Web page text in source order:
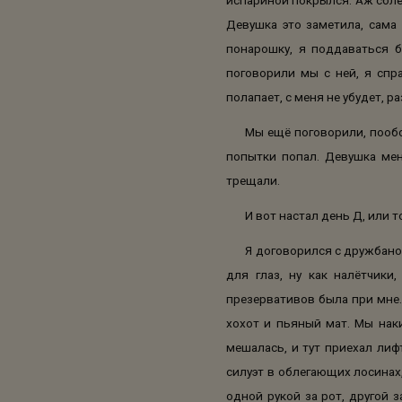
Девушка это заметила,
понарошку, я поддаваться
поговорили мы с ней, я
полапает, с меня не убудет,
Мы ещё поговорили,
попытки попал. Девушка
трещали.
И вот настал день Д, или
Я договорился с
для глаз, ну как
презервативов была при
хохот и пьяный мат. Мы
мешалась, и тут приехал
силуэт в облегающих
одной рукой за рот, другой